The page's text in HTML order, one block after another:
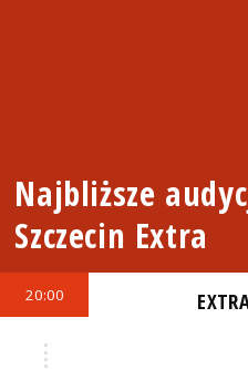
Najbliższe
Szczecin Extra
20:00